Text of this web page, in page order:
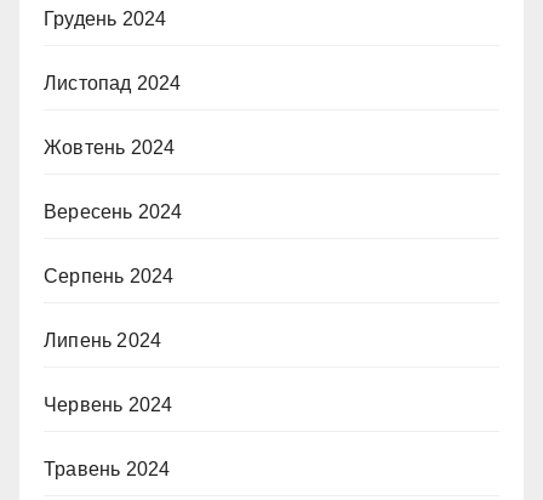
Грудень 2024
Листопад 2024
Жовтень 2024
Вересень 2024
Серпень 2024
Липень 2024
Червень 2024
Травень 2024